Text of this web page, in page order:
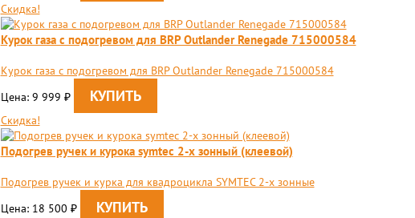
Скидка!
Курок газа с подогревом для BRP Outlander Renegade 715000584
Курок газа с подогревом для BRP Outlander Renegade 715000584
Цена: 9 999 ₽
Скидка!
Подогрев ручек и курока symtec 2-х зонный (клеевой)
Подогрев ручек и курка для квадроцикла SYMTEC 2-х зонные
Цена: 18 500 ₽